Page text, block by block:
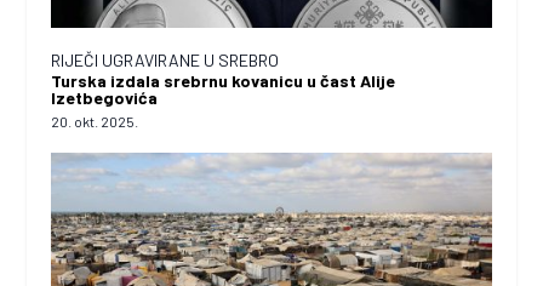
RIJEČI UGRAVIRANE U SREBRO
Turska izdala srebrnu kovanicu u čast Alije
Izetbegovića
20. okt. 2025.